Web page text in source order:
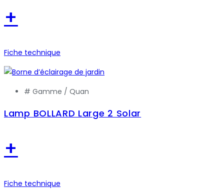
+
Fiche technique
# Gamme / Quan
Lamp BOLLARD Large 2 Solar
+
Fiche technique